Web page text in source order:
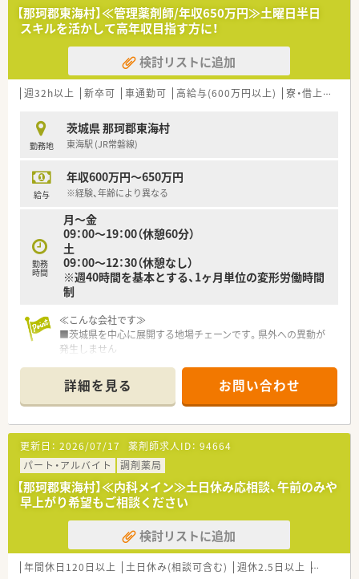
【那珂郡東海村】≪管理薬剤師/年収650万円≫土曜日半日
スキルを活かして高年収目指す方に！
検討リストに追加
週32h以上 新卒可 車通勤可 高給与(600万円以上) 寮・借上社宅あり
勤務地
茨城県 那珂郡東海村
東海駅 (JR常磐線)
給与
年収600万円～650万円
※経験、年齢により異なる
勤務
時間
月～金
09：00～19：00（休憩60分）
土
09：00～12：30（休憩なし）
※週40時間を基本とする、1ヶ月単位の変形労働時間
制
≪こんな会社です≫
■茨城県を中心に展開する地場チェーンです。県外への異動が
発生しません
ています。また、調剤経験のない方も、集合研修、OJTを通して基
礎から学べます。家庭的な環境のなかで経験豊かなスタッフが
親身になって指導します。
■医師、訪問看護師、施設スタッフやケアマネージャーと連携
し、患者さまのご自宅や各種高齢者施設を訪問、お薬をお届け
し、薬剤管理、お薬に関するご説明やご相談に応じています
■社長との距離が近く自身の意見や行動が反映されやすい環境
です。薬局を開業したい従業員がいた事から【独立支援の事業
部】を立ち上げ、会社でもバックアップしながら、実際に勤めな
がら情報収集をして実際に開局した実績もあります
■大手と違いノルマも無く未完成の部分もありますが、社員一丸
となって協力し合って作り上げていくことにやりがいがある会
社です
詳細を見る お問い合わせ
更新日： 2026/07/17 薬剤師求人ID： 94664
パート・アルバイト
調剤薬局
【那珂郡東海村】≪内科メイン≫土日休み応相談、午前のみや
早上がり希望もご相談ください
検討リストに追加
年間休日120日以上 土日休み(相談可含む) 週休2.5日以上 週32h以